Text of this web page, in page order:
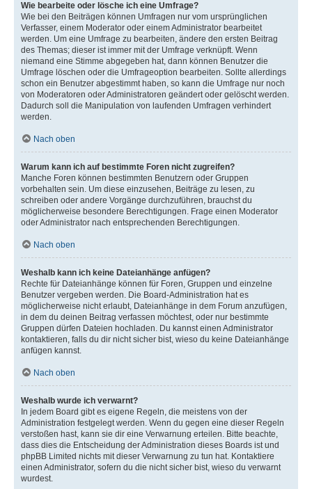
Wie bearbeite oder lösche ich eine Umfrage?
Wie bei den Beiträgen können Umfragen nur vom ursprünglichen
Verfasser, einem Moderator oder einem Administrator bearbeitet
werden. Um eine Umfrage zu bearbeiten, ändere den ersten Beitrag
des Themas; dieser ist immer mit der Umfrage verknüpft. Wenn
niemand eine Stimme abgegeben hat, dann können Benutzer die
Umfrage löschen oder die Umfrageoption bearbeiten. Sollte allerdings
schon ein Benutzer abgestimmt haben, so kann die Umfrage nur noch
von Moderatoren oder Administratoren geändert oder gelöscht werden.
Dadurch soll die Manipulation von laufenden Umfragen verhindert
werden.
Nach oben
Warum kann ich auf bestimmte Foren nicht zugreifen?
Manche Foren können bestimmten Benutzern oder Gruppen
vorbehalten sein. Um diese einzusehen, Beiträge zu lesen, zu
schreiben oder andere Vorgänge durchzuführen, brauchst du
möglicherweise besondere Berechtigungen. Frage einen Moderator
oder Administrator nach entsprechenden Berechtigungen.
Nach oben
Weshalb kann ich keine Dateianhänge anfügen?
Rechte für Dateianhänge können für Foren, Gruppen und einzelne
Benutzer vergeben werden. Die Board-Administration hat es
möglicherweise nicht erlaubt, Dateianhänge in dem Forum anzufügen,
in dem du deinen Beitrag verfassen möchtest, oder nur bestimmte
Gruppen dürfen Dateien hochladen. Du kannst einen Administrator
kontaktieren, falls du dir nicht sicher bist, wieso du keine Dateianhänge
anfügen kannst.
Nach oben
Weshalb wurde ich verwarnt?
In jedem Board gibt es eigene Regeln, die meistens von der
Administration festgelegt werden. Wenn du gegen eine dieser Regeln
verstoßen hast, kann sie dir eine Verwarnung erteilen. Bitte beachte,
dass dies die Entscheidung der Administration dieses Boards ist und
phpBB Limited nichts mit dieser Verwarnung zu tun hat. Kontaktiere
einen Administrator, sofern du die nicht sicher bist, wieso du verwarnt
wurdest.